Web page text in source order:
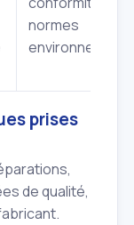
normes
prises
de qualité,